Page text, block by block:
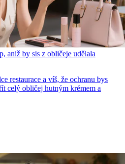
aniž by sis z obličeje udělala
restaurace a víš, že ochranu bys
celý obličej hutným krémem a